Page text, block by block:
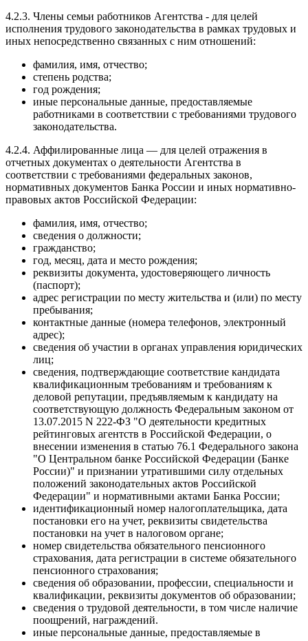
4.2.3. Члены семьи работников Агентства - для целей
исполнения трудового законодательства в рамках трудовых и
иных непосредственно связанных с ним отношений:
фамилия, имя, отчество;
степень родства;
год рождения;
иные персональные данные, предоставляемые
работниками в соответствии с требованиями трудового
законодательства.
4.2.4. Аффилированные лица — для целей отражения в
отчетных документах о деятельности Агентства в
соответствии с требованиями федеральных законов,
нормативных документов Банка России и иных нормативно-
правовых актов Российской Федерации:
фамилия, имя, отчество;
сведения о должности;
гражданство;
год, месяц, дата и место рождения;
реквизиты документа, удостоверяющего личность
(паспорт);
адрес регистрации по месту жительства и (или) по месту
пребывания;
контактные данные (номера телефонов, электронный
адрес);
сведения об участии в органах управления юридических
лиц;
сведения, подтверждающие соответствие кандидата
квалификационным требованиям и требованиям к
деловой репутации, предъявляемым к кандидату на
соответствующую должность Федеральным законом от
13.07.2015 N 222-ФЗ "О деятельности кредитных
рейтинговых агентств в Российской Федерации, о
внесении изменения в статью 76.1 Федерального закона
"О Центральном банке Российской Федерации (Банке
России)" и признании утратившими силу отдельных
положений законодательных актов Российской
Федерации" и нормативными актами Банка России;
идентификационный номер налогоплательщика, дата
постановки его на учет, реквизиты свидетельства
постановки на учет в налоговом органе;
номер свидетельства обязательного пенсионного
страхования, дата регистрации в системе обязательного
пенсионного страхования;
сведения об образовании, профессии, специальности и
квалификации, реквизиты документов об образовании;
сведения о трудовой деятельности, в том числе наличие
поощрений, награждений.
иные персональные данные, предоставляемые в